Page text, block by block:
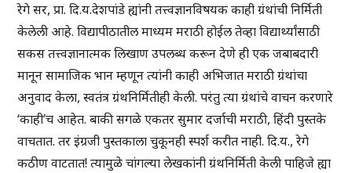
रेगे सर, प्रा. दि.य.देशपांडे ह्यांनी तत्त्वज्ञानविषयक काही ग्रंथांची निर्मिती
केलेली आहे. विद्यापीठातील माध्यम मराठी होईल तेव्हा विद्यार्थ्यांसाठी
सकस तत्त्वज्ञानात्मक लिखाण उपलब्ध करून देणे ही एक जबाबदारी
मानून सामाजिक भान म्हणून त्यांनी काही अभिजात मराठी ग्रंथांचा
अनुवाद केला, स्वतंत्र ग्रंथनिर्मितीही केली. परंतु त्या ग्रंथांचे वाचन करणारे
‘काही’च आहेत. बाकी सगळे एकतर सुमार दर्जाची मराठी, हिंदी पुस्तके
वाचतात. तर इंग्रजी पुस्तकाला चुकूनही स्पर्श करीत नाही. दि.य., रेगे
कठीण वाटतात! त्यामुळे चांगल्या लेखकांनी ग्रंथनिर्मिती केली पाहिजे ह्या